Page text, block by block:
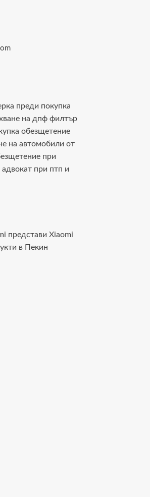
преди покупка
на дпф филтър
обезщетение
на автомобили от
при
при птп и